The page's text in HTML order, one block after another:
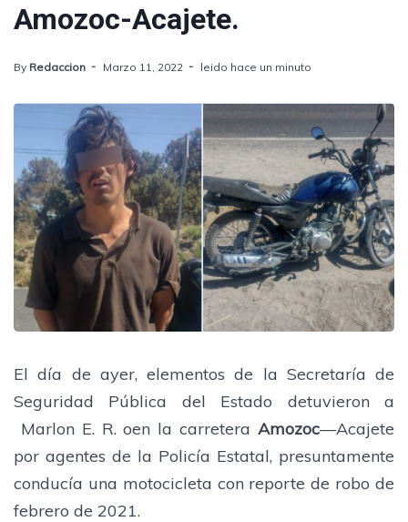
Amozoc-Acajete.
By Redaccion Marzo 11, 2022 leido hace un minuto
El día de ayer, elementos de la Secretaría de
Seguridad Pública del Estado detuvieron a
Marlon E. R. oen la carretera Amozoc—Acajete
por agentes de la Policía Estatal, presuntamente
conducía una motocicleta con reporte de robo de
febrero de 2021.